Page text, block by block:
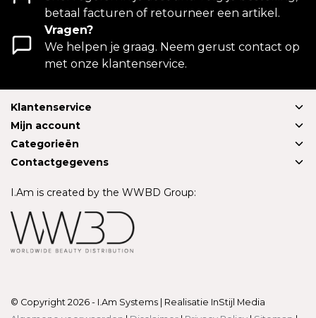
betaal facturen of retourneer een artikel.
Vragen?
We helpen je graag. Neem gerust contact op
met onze klantenservice.
Klantenservice
Mijn account
Categorieën
Contactgegevens
I.Am is created by the WWBD Group:
© Copyright 2026 - I.Am Systems | Realisatie InStijl Media